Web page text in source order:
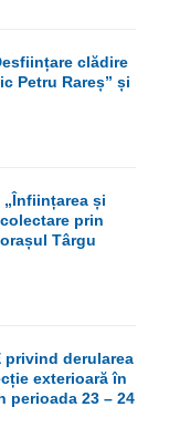
clădire
Petru Rareș” și
și
prin
Târgu
privind derularea
exterioară în
perioada 23 – 24